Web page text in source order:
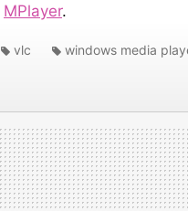
MPlayer.
vlc windows media